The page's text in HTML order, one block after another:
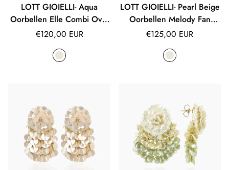
LOTT GIOIELLI- Aqua
Oorbellen Elle Combi Oval
Deluxe M
Normale
€120,00 EUR
LOTT GIOIELLI- Pearl Beige
Oorbellen Melody Fan
Shaped Flower L
Normale
€125,00 EUR